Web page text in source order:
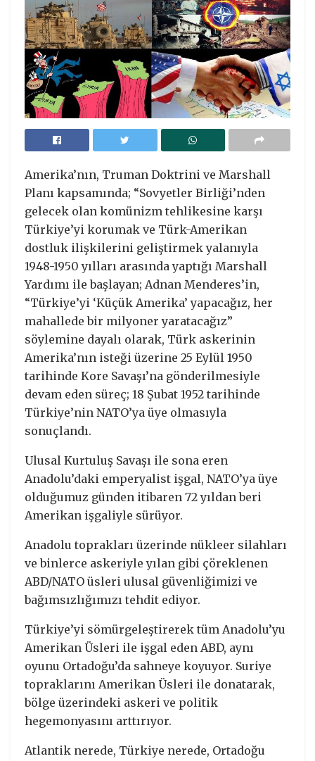
Amerika’nın, Truman Doktrini ve Marshall
Planı kapsamında; “Sovyetler Birliği’nden
gelecek olan komünizm tehlikesine karşı
Türkiye’yi korumak ve Türk-Amerikan
dostluk ilişkilerini geliştirmek yalanıyla
1948-1950 yılları arasında yaptığı Marshall
Yardımı ile başlayan; Adnan Menderes’in,
“Türkiye’yi ‘Küçük Amerika’ yapacağız, her
mahallede bir milyoner yaratacağız”
söylemine dayalı olarak, Türk askerinin
Amerika’nın isteği üzerine 25 Eylül 1950
tarihinde Kore Savaşı’na gönderilmesiyle
devam eden süreç; 18 Şubat 1952 tarihinde
Türkiye’nin NATO’ya üye olmasıyla
sonuçlandı.
Ulusal Kurtuluş Savaşı ile sona eren
Anadolu’daki emperyalist işgal, NATO’ya üye
olduğumuz günden itibaren 72 yıldan beri
Amerikan işgaliyle sürüyor.
Anadolu toprakları üzerinde nükleer silahları
ve binlerce askeriyle yılan gibi çöreklenen
ABD/NATO üsleri ulusal güvenliğimizi ve
bağımsızlığımızı tehdit ediyor.
Türkiye’yi sömürgeleştirerek tüm Anadolu’yu
Amerikan Üsleri ile işgal eden ABD, aynı
oyunu Ortadoğu’da sahneye koyuyor. Suriye
topraklarını Amerikan Üsleri ile donatarak,
bölge üzerindeki askeri ve politik
hegemonyasını arttırıyor.
Atlantik nerede, Türkiye nerede, Ortadoğu